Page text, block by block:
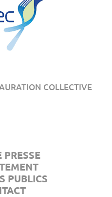
COLLECTIVE
PRESSE
PUBLICS